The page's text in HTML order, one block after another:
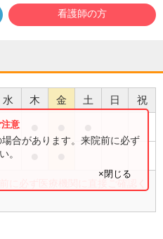
看護師の方
水 木 金 土 日 祝
に必ず医療機関に直接ご確認く
合があります。来院前に必ず
。
×閉じる